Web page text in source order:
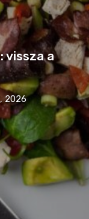
vissza a
2026